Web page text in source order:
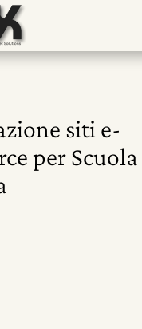
siti e-
per